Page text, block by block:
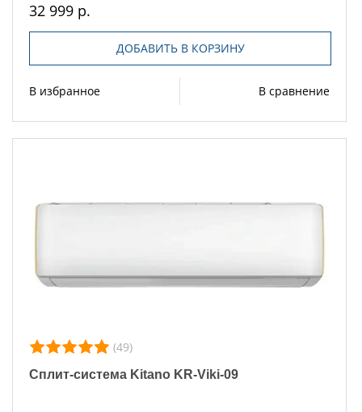
32 999 р.
ДОБАВИТЬ В КОРЗИНУ
В избранное В сравнение
(49)
Сплит-система Kitano KR-Viki-09